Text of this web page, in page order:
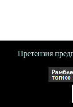
Претензия